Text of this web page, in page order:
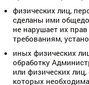
физических лиц,
сделаны ими
не нарушает их
требованиям,
иных физических
обработку
или физических
которых